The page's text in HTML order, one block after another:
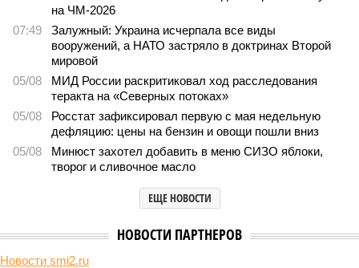
на ЧМ-2026
07:49
Залужный: Украина исчерпала все виды
вооружений, а НАТО застряло в доктринах Второй
мировой
05/08
МИД России раскритиковал ход расследования
теракта на «Северных потоках»
05/08
Росстат зафиксировал первую с мая недельную
дефляцию: цены на бензин и овощи пошли вниз
05/08
Минюст захотел добавить в меню СИЗО яблоки,
творог и сливочное масло
ЕЩЕ НОВОСТИ
НОВОСТИ ПАРТНЕРОВ
Новости smi2.ru